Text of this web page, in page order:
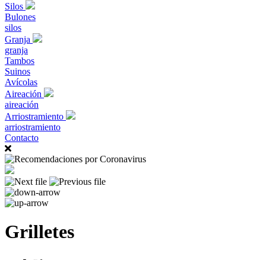
Silos
Bulones
silos
Granja
granja
Tambos
Suinos
Avícolas
Aireación
aireación
Arriostramiento
arriostramiento
Contacto
Grilletes